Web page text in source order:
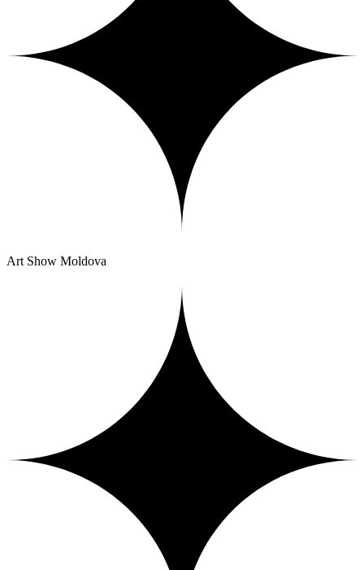
Art Show Moldova